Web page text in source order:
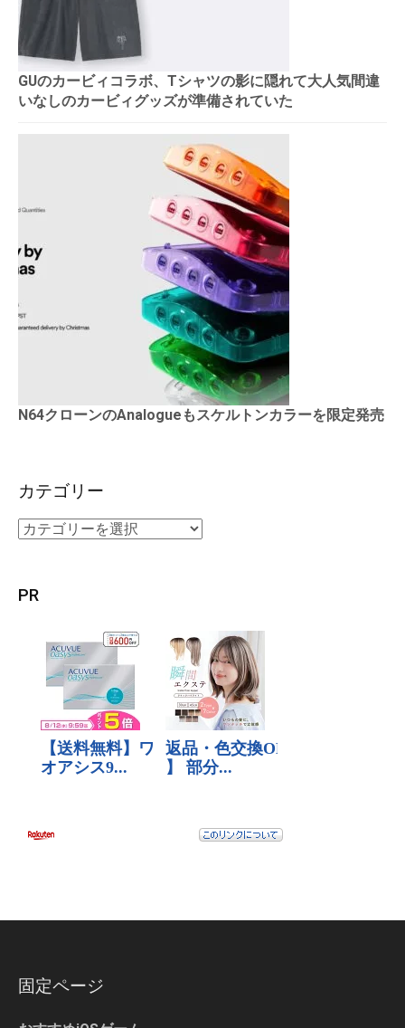
GUのカービィコラボ、Tシャツの影に隠れて大人気間違
いなしのカービィグッズが準備されていた
N64クローンのAnalogueもスケルトンカラーを限定発売
カテゴリー
PR
固定ページ